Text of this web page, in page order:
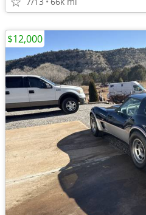
$12,000